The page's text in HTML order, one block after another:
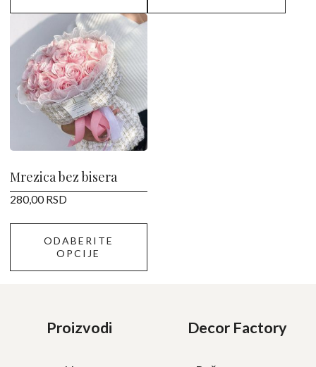
Mrezica bez bisera
280,00 RSD
ODABERITE
OPCIJE
proizvod
ima
više
varijanti.
Opcije
biti
izabrane
na
Proizvodi Decor Factory